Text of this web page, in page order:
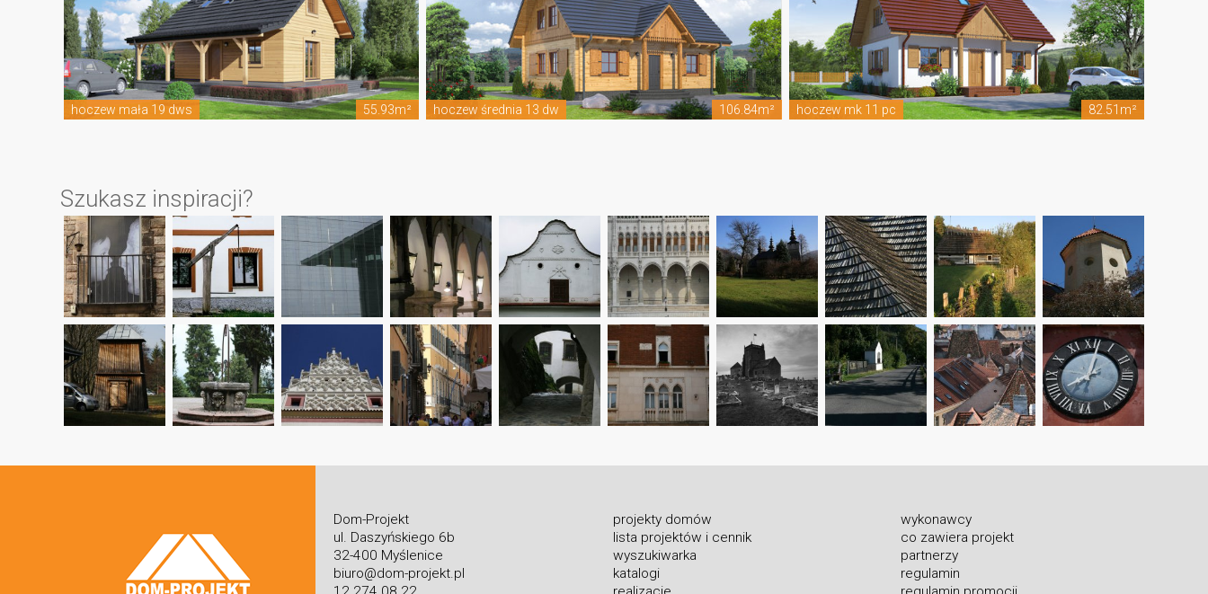
hoczew mała 19 dws 55.93m² hoczew średnia 13 dw 106.84m² hoczew mk 11 pc 82.51m²
Szukasz inspiracji?
Dom-Projekt
ul. Daszyńskiego 6b
32-400 Myślenice
biuro@dom-projekt.pl
projekty domów
lista projektów i cennik
wyszukiwarka
katalogi
wykonawcy
co zawiera projekt
partnerzy
regulamin